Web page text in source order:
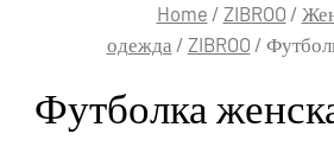
Home / ZIBROO /
одежда / ZIBROO /
Футболка